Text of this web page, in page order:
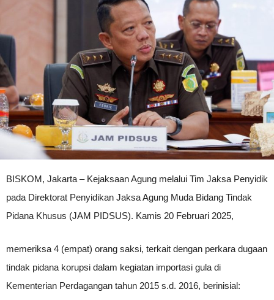
BISKOM, Jakarta – Kejaksaan Agung melalui Tim Jaksa Penyidik
pada Direktorat Penyidikan Jaksa Agung Muda Bidang Tindak
Pidana Khusus (JAM PIDSUS). Kamis 20 Februari 2025,
memeriksa 4 (empat) orang saksi, terkait dengan perkara dugaan
tindak pidana korupsi dalam kegiatan importasi gula di
Kementerian Perdagangan tahun 2015 s.d. 2016, berinisial: